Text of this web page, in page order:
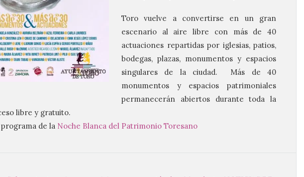
Toro vuelve a convertirse en un gran
escenario al aire libre con más de 40
actuaciones repartidas por iglesias, patios,
bodegas, plazas, monumentos y espacios
singulares de la ciudad. Más de 40
monumentos y espacios patrimoniales
permanecerán abiertos durante toda la
libre y gratuito.
de la Noche Blanca del Patrimonio Toresano